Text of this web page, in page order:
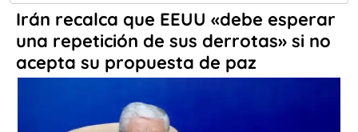
Irán recalca que EEUU «debe esperar
una repetición de sus derrotas» si no
acepta su propuesta de paz